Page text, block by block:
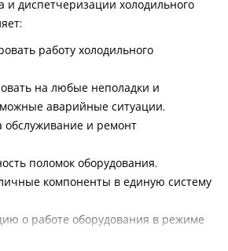
и диспетчеризации холодильного
работу холодильного
на любые неполадки и
аварийные ситуации.
обслуживание и ремонт
поломок оборудования.
компоненты в единую систему
о работе оборудования в режиме